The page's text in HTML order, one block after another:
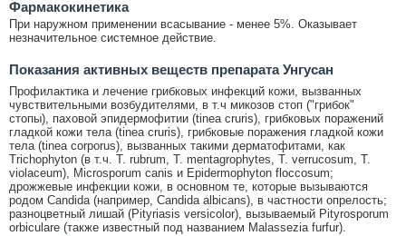
Фармакокинетика
При наружном применении всасывание - менее 5%. Оказывает
незначительное системное действие.
Показания активных веществ препарата Унгусан
Профилактика и лечение грибковых инфекций кожи, вызванных
чувствительными возбудителями, в т.ч микозов стоп ("грибок"
стопы), паховой эпидермофитии (tinea cruris), грибковых поражений
гладкой кожи тела (tinea cruris), грибковые поражения гладкой кожи
тела (tinea corporus), вызванных такими дерматофитами, как
Trichophyton (в т.ч. Т. rubrum, Т. mentagrophytes, Т. verrucosum, Т.
violaceum), Microsporum canis и Epidermophyton floccosum;
дрожжевые инфекции кожи, в основном те, которые вызываются
родом Candida (например, Candida albicans), в частности опрелость;
разноцветный лишай (Pityriasis versicolor), вызываемый Pityrosporum
orbiculare (также известный под названием Malassezia furfur).